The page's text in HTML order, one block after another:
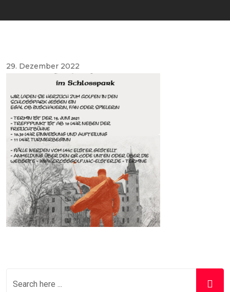
29. Dezember 2022